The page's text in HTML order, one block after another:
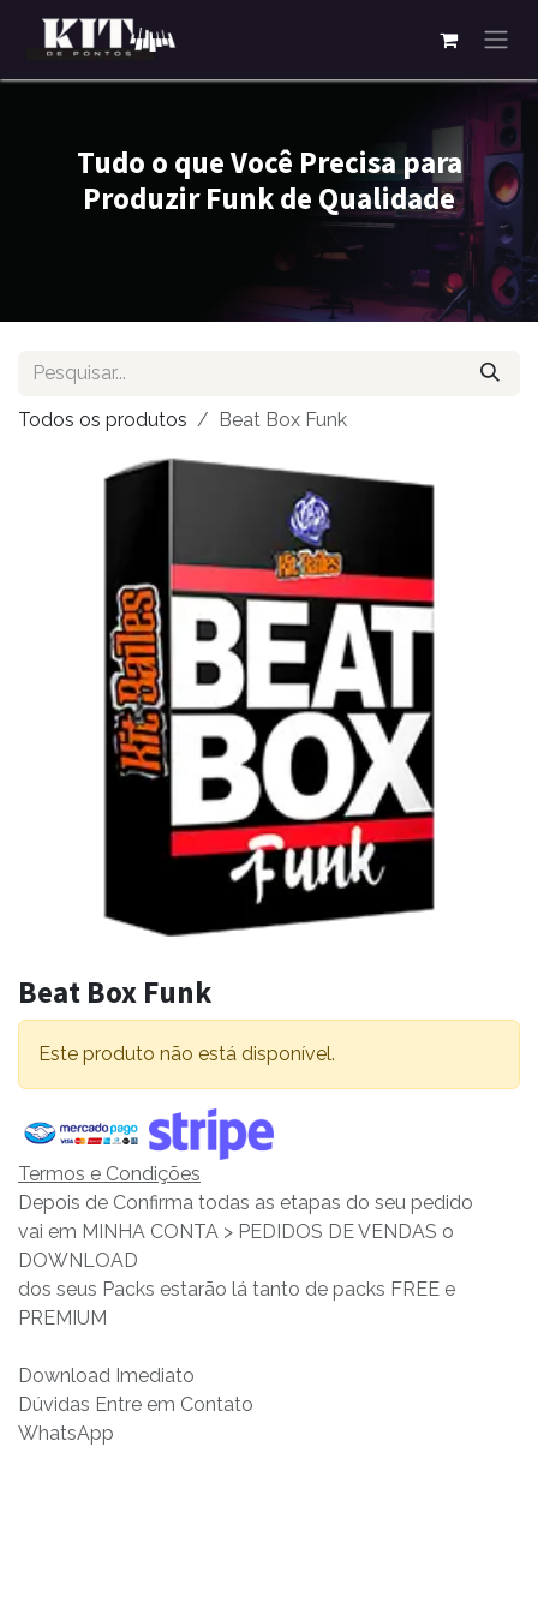
Pular para o conteúdo
Tudo o que Você Precisa para
Produzir Funk de Qualidade
Todos os produtos Beat Box Funk
Beat Box Funk
Este produto não está disponível.
Termos e Condições
Depois de Confirma todas as etapas do seu pedido
vai em MINHA CONTA > PEDIDOS DE VENDAS o
DOWNLOAD
dos seus Packs estarão lá tanto de packs FREE e
PREMIUM
Download Imediato
Dúvidas Entre em Contato
WhatsApp